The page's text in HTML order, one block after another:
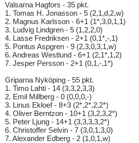
Valsarna Hagfors - 35 pkt.
1. Tomas H. Jonasson - 5 (2,1,d,2,w)
2. Magnus Karlsson - 6+1 (1*,3,0,1,1)
3. Ludvig Lindgren - 5 (1,2,2,0)
4. Lasse Fredriksen - 2+1 (0,1*,-,1)
5. Pontus Aspgren - 9 (2,3,0,3,1,w)
6. Andreas Westlund - 6+1 (2,1*,1,2)
7. Jesper Persson - 2+1 (0,1,-,1*)
Griparna Nyköping - 55 pkt.
1. Timo Lahti - 14 (3,3,2,3,3)
2. Emil Millberg - 0 (0,0,0,-)
3. Linus Ekloef - 8+3 (2*,2*,2,2*)
4. Oliver Berntzon - 10+1 (3,2,3,2*)
5. Peter Ljung - 14+1 (3,3,3,3,2*)
6. Christoffer Selvin - 7 (3,0,1,3,0)
7. Alexander Edberg - 2 (1,0,1,w)